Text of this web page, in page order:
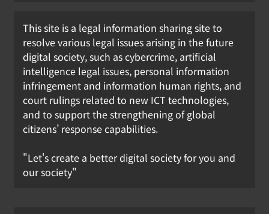
[KOR] 휴대전화 개통 시 안면인증, 6일
부터 시행
강철하 선임기자 2026년 07월 01일
0
This site is a legal information sharing site to
resolve various legal issues arising in the future
digital society, such as cybercrime, artificial
intelligence legal issues, personal information
infringement and information human rights, and
court rulings related to new ICT technologies,
and to support the strengthening of global
citizens’ response capabilities.
"Let's create a better digital society for you and
our society"